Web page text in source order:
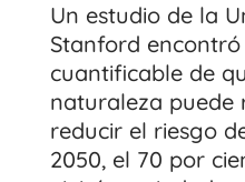
Un estudio de la
Stanford encontró
cuantificable de
naturaleza puede
reducir el riesgo
2050, el 70 por